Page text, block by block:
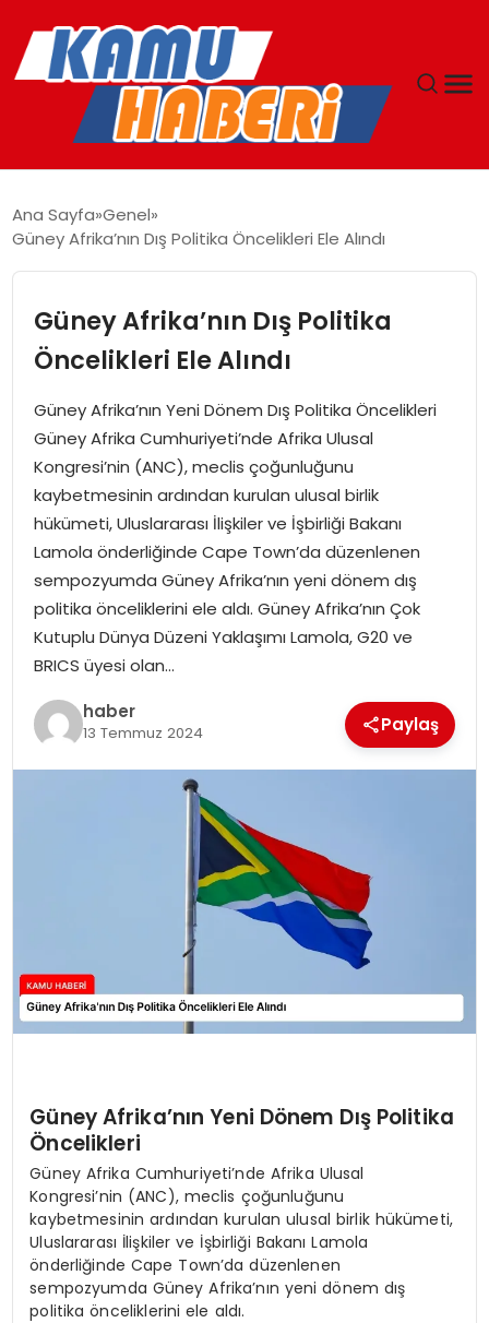
YAŞAM
GÜNCEL
MAGAZIN
EKONOMI
SPOR
TEKNOLOJI
EĞITIM
GENEL
Ana Sayfa Genel
Güney Afrika’nın Dış Politika Öncelikleri Ele Alındı
Güney Afrika’nın Dış Politika
Öncelikleri Ele Alındı
Güney Afrika’nın Yeni Dönem Dış Politika Öncelikleri
Güney Afrika Cumhuriyeti’nde Afrika Ulusal
Kongresi’nin (ANC), meclis çoğunluğunu
kaybetmesinin ardından kurulan ulusal birlik
hükümeti, Uluslararası İlişkiler ve İşbirliği Bakanı
Lamola önderliğinde Cape Town’da düzenlenen
sempozyumda Güney Afrika’nın yeni dönem dış
politika önceliklerini ele aldı. Güney Afrika’nın Çok
Kutuplu Dünya Düzeni Yaklaşımı Lamola, G20 ve
BRICS üyesi olan…
haber
13 Temmuz 2024 Paylaş
Güney Afrika’nın Yeni Dönem Dış Politika
Öncelikleri
Güney Afrika Cumhuriyeti’nde Afrika Ulusal
Kongresi’nin (ANC), meclis çoğunluğunu
kaybetmesinin ardından kurulan ulusal birlik hükümeti,
Uluslararası İlişkiler ve İşbirliği Bakanı Lamola
önderliğinde Cape Town’da düzenlenen
sempozyumda Güney Afrika’nın yeni dönem dış
politika önceliklerini ele aldı.